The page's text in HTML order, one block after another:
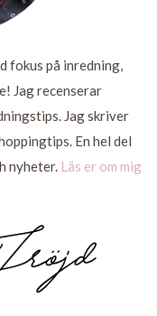
fokus på inredning,
Jag recenserar
Jag skriver
En hel del
nyheter. Läs er om mig